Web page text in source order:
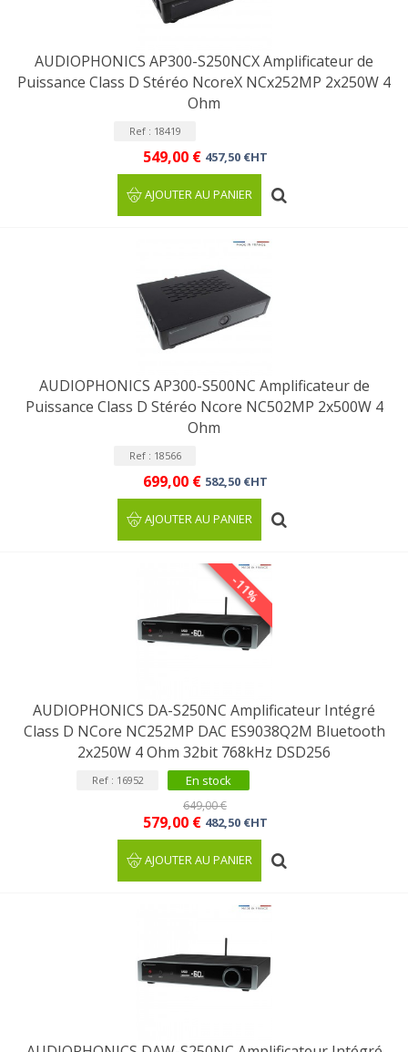
AUDIOPHONICS AP300-S250NCX Amplificateur de
Puissance Class D Stéréo NcoreX NCx252MP 2x250W 4
Ohm
Ref : 18419
549,00 € 457,50 €HT
AJOUTER AU PANIER
AUDIOPHONICS AP300-S500NC Amplificateur de
Puissance Class D Stéréo Ncore NC502MP 2x500W 4
Ohm
Ref : 18566
699,00 € 582,50 €HT
AJOUTER AU PANIER
-11%
AUDIOPHONICS DA-S250NC Amplificateur Intégré
Class D NCore NC252MP DAC ES9038Q2M Bluetooth
2x250W 4 Ohm 32bit 768kHz DSD256
Ref : 16952 En stock
579,00 € 482,50 €HT
649,00 €
AJOUTER AU PANIER